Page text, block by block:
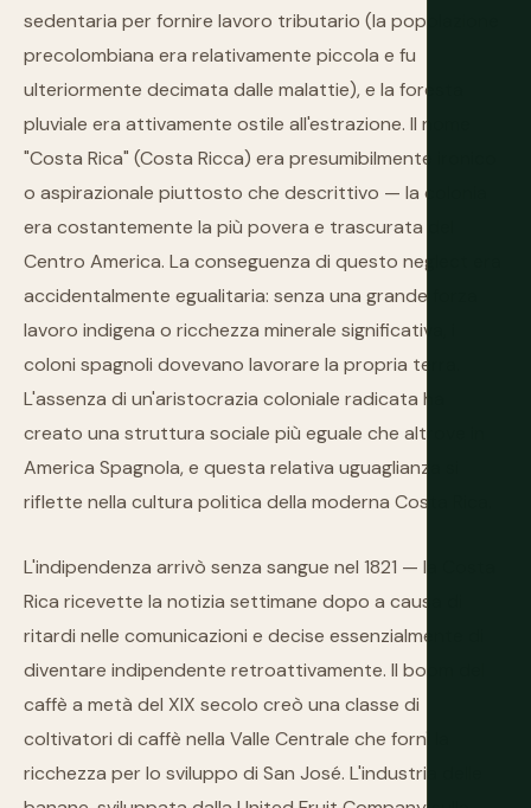
sedentaria per fornire lavoro tributario (la popolazione
precolombiana era relativamente piccola e fu
ulteriormente decimata dalle malattie), e la foresta
pluviale era attivamente ostile all'estrazione. Il nome
"Costa Rica" (Costa Ricca) era presumibilmente ironico
o aspirazionale piuttosto che descrittivo — la colonia
era costantemente la più povera e trascurata del
Centro America. La conseguenza di questo neglect era
accidentalmente egualitaria: senza una grande forza
lavoro indigena o ricchezza minerale significativa, i
coloni spagnoli dovevano lavorare la propria terra.
L'assenza di un'aristocrazia coloniale radicata ha
creato una struttura sociale più eguale che altrove in
America Spagnola, e questa relativa uguaglianza si
riflette nella cultura politica della moderna Costa Rica.
L'indipendenza arrivò senza sangue nel 1821 — la Costa
Rica ricevette la notizia settimane dopo a causa di
ritardi nelle comunicazioni e decise essenzialmente di
diventare indipendente retroattivamente. Il boom del
caffè a metà del XIX secolo creò una classe di
coltivatori di caffè nella Valle Centrale che fornì la
ricchezza per lo sviluppo di San José. L'industria delle